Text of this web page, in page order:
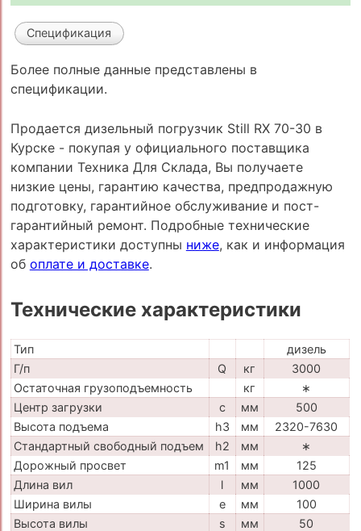
Спецификация
Более полные данные представлены в
спецификации.
Продается дизельный погрузчик Still RX 70-30 в
Курске - покупая у официального поставщика
компании Техника Для Склада, Вы получаете
низкие цены, гарантию качества, предпродажную
подготовку, гарантийное обслуживание и пост-
гарантийный ремонт. Подробные технические
характеристики доступны ниже, как и информация
об оплате и доставке.
Технические характеристики
Тип
дизель
Г/п
Q кг
3000
Остаточная грузоподъемность
кг
∗
Центр загрузки
c мм
500
Высота подъема
h3 мм
2320-7630
Стандартный свободный подъем
h2 мм
∗
Дорожный просвет
m1 мм
125
Длина вил
l мм
1000
Ширина вилы
e мм
100
Высота вилы
s мм
50